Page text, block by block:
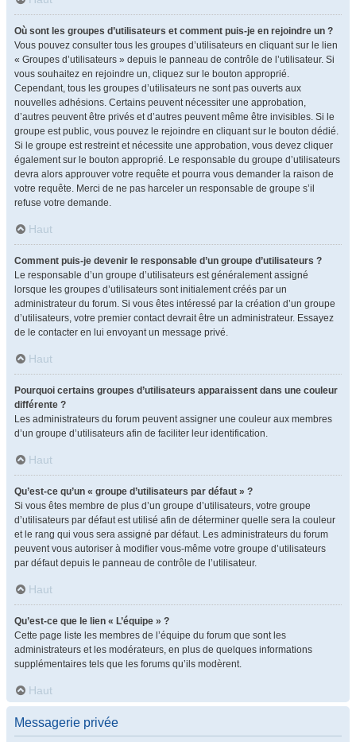
Où sont les groupes d’utilisateurs et comment puis-je en rejoindre un ?
Vous pouvez consulter tous les groupes d’utilisateurs en cliquant sur le lien
« Groupes d’utilisateurs » depuis le panneau de contrôle de l’utilisateur. Si
vous souhaitez en rejoindre un, cliquez sur le bouton approprié.
Cependant, tous les groupes d’utilisateurs ne sont pas ouverts aux
nouvelles adhésions. Certains peuvent nécessiter une approbation,
d’autres peuvent être privés et d’autres peuvent même être invisibles. Si le
groupe est public, vous pouvez le rejoindre en cliquant sur le bouton dédié.
Si le groupe est restreint et nécessite une approbation, vous devez cliquer
également sur le bouton approprié. Le responsable du groupe d’utilisateurs
devra alors approuver votre requête et pourra vous demander la raison de
votre requête. Merci de ne pas harceler un responsable de groupe s’il
refuse votre demande.
Haut
Comment puis-je devenir le responsable d’un groupe d’utilisateurs ?
Le responsable d’un groupe d’utilisateurs est généralement assigné
lorsque les groupes d’utilisateurs sont initialement créés par un
administrateur du forum. Si vous êtes intéressé par la création d’un groupe
d’utilisateurs, votre premier contact devrait être un administrateur. Essayez
de le contacter en lui envoyant un message privé.
Haut
Pourquoi certains groupes d’utilisateurs apparaissent dans une couleur
différente ?
Les administrateurs du forum peuvent assigner une couleur aux membres
d’un groupe d’utilisateurs afin de faciliter leur identification.
Haut
Qu’est-ce qu’un « groupe d’utilisateurs par défaut » ?
Si vous êtes membre de plus d’un groupe d’utilisateurs, votre groupe
d’utilisateurs par défaut est utilisé afin de déterminer quelle sera la couleur
et le rang qui vous sera assigné par défaut. Les administrateurs du forum
peuvent vous autoriser à modifier vous-même votre groupe d’utilisateurs
par défaut depuis le panneau de contrôle de l’utilisateur.
Haut
Qu’est-ce que le lien « L’équipe » ?
Cette page liste les membres de l’équipe du forum que sont les
administrateurs et les modérateurs, en plus de quelques informations
supplémentaires tels que les forums qu’ils modèrent.
Haut
Messagerie privée